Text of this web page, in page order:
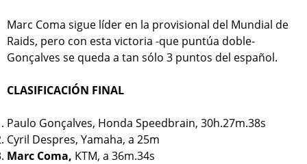
Marc Coma sigue líder en la provisional del Mundial de
Raids, pero con esta victoria -que puntúa doble-
Gonçalves se queda a tan sólo 3 puntos del español.
CLASIFICACIÓN FINAL
Paulo Gonçalves, Honda Speedbrain, 30h.27m.38s
Cyril Despres, Yamaha, a 25m
Marc Coma, KTM, a 36m.34s